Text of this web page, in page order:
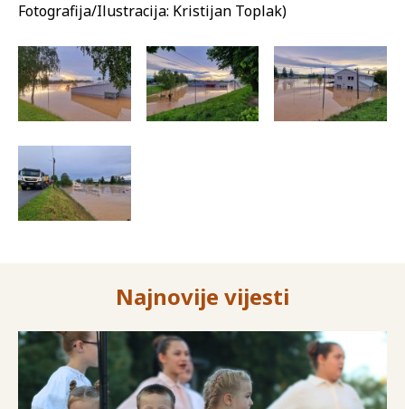
Fotografija/Ilustracija: Kristijan Toplak)
Najnovije vijesti